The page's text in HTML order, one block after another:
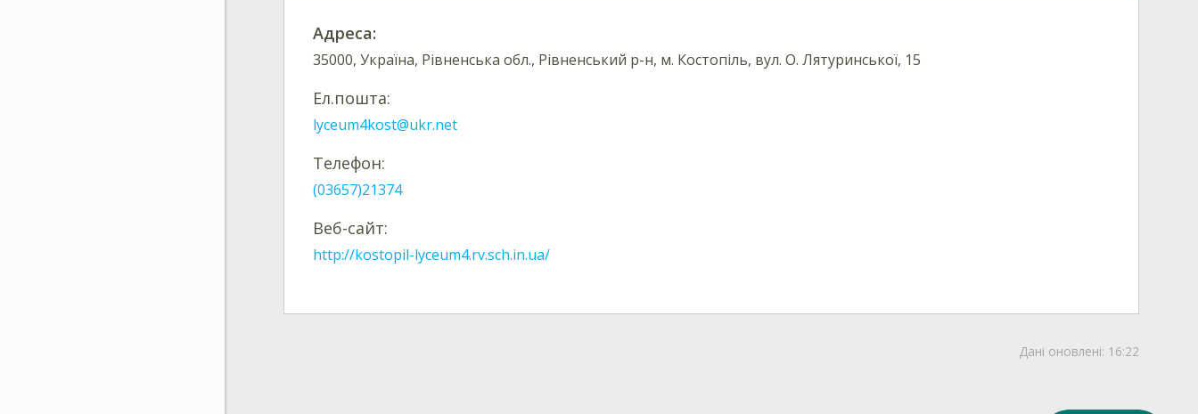
Адреса:
35000, Україна, Рівненська обл., Рівненський р-н, м. Костопіль, вул. О. Лятуринської, 15
Ел.пошта:
lyceum4kost@ukr.net
Телефон:
(03657)21374
Веб-сайт:
http://kostopil-lyceum4.rv.sch.in.ua/
Дані оновлені: 16:22